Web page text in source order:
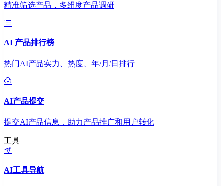
精准筛选产品，多维度产品调研
AI 产品排行榜
热门AI产品实力、热度、年/月/日排行
AI产品提交
提交AI产品信息，助力产品推广和用户转化
工具
AI工具导航